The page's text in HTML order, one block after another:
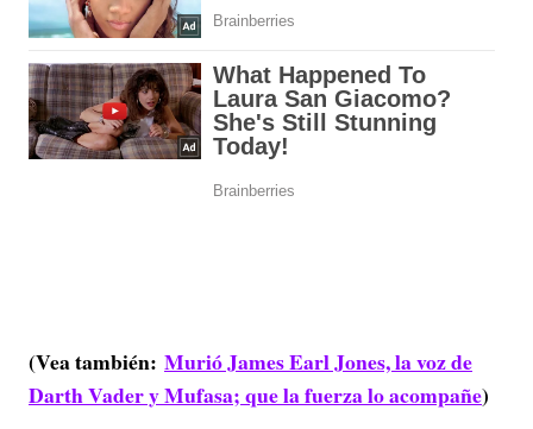
(Vea también: Murió James Earl Jones, la voz de
Darth Vader y Mufasa; que la fuerza lo acompañe)